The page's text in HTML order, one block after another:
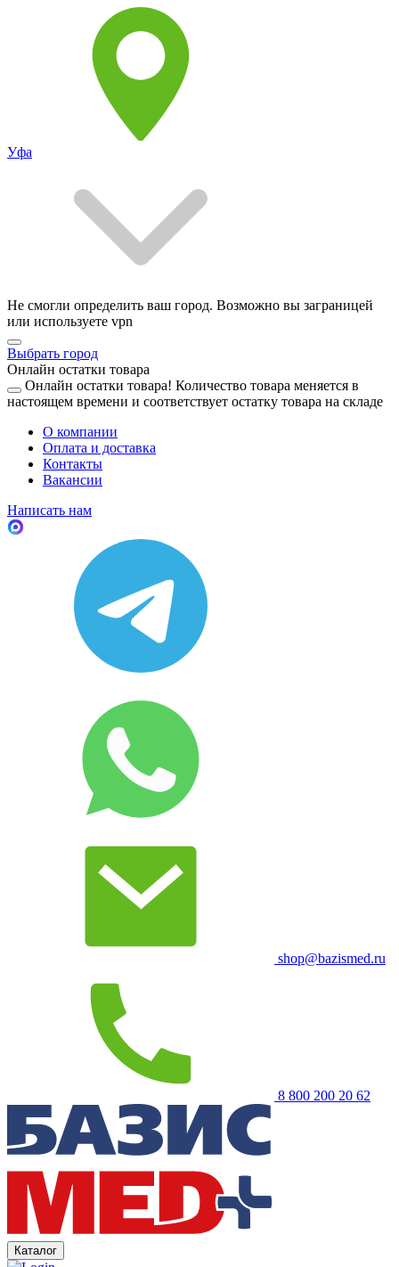
Уфа
Не смогли определить ваш город. Возможно вы заграницей
или используете vpn
Выбрать город
Онлайн остатки товара
Онлайн остатки товара! Количество товара меняется в
настоящем времени и соответствует остатку товара на складе
О компании
Оплата и доставка
Контакты
Вакансии
Написать нам
shop@bazismed.ru
8 800 200 20 62
Каталог